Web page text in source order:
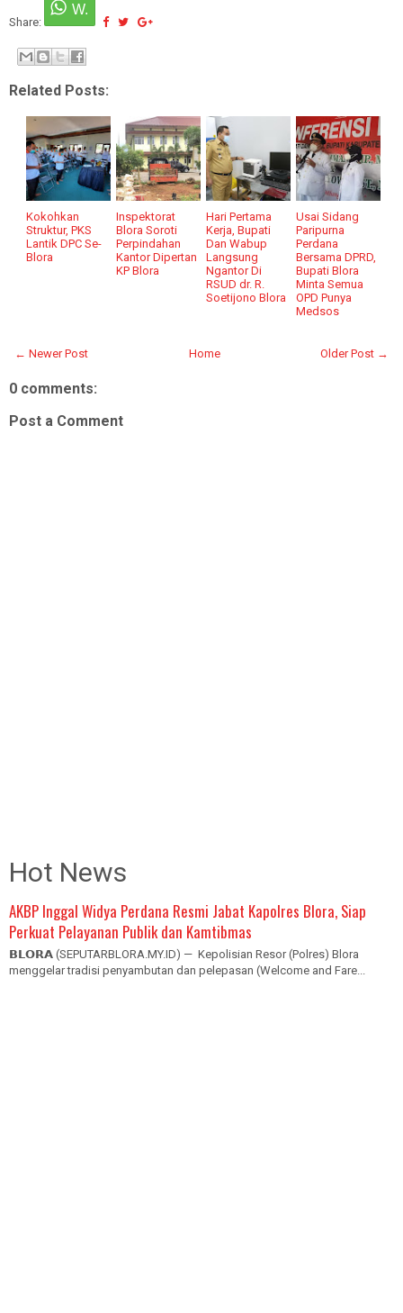
Share:
Related Posts:
Kokohkan
Struktur, PKS
Lantik DPC Se-
Blora
Inspektorat
Blora Soroti
Perpindahan
Kantor Dipertan
KP Blora
Hari Pertama
Kerja, Bupati
Dan Wabup
Langsung
Ngantor Di
RSUD dr. R.
Soetijono Blora
Usai Sidang
Paripurna
Perdana
Bersama DPRD,
Bupati Blora
Minta Semua
OPD Punya
Medsos
← Newer Post Older Post →
Home
0 comments:
Post a Comment
Hot News
AKBP Inggal Widya Perdana Resmi Jabat Kapolres Blora, Siap
Perkuat Pelayanan Publik dan Kamtibmas
𝗕𝗟𝗢𝗥𝗔 (SEPUTARBLORA.MY.ID) — Kepolisian Resor (Polres) Blora
menggelar tradisi penyambutan dan pelepasan (Welcome and Fare...